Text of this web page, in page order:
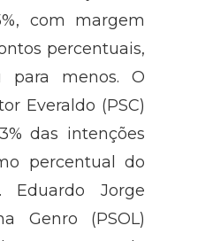
da
com margem
percentuais,
para menos. O
Everaldo (PSC)
das intenções
percentual do
Eduardo Jorge